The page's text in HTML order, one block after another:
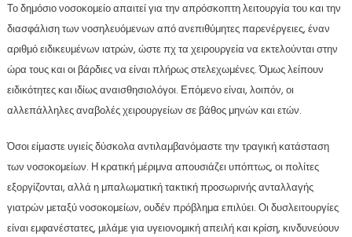
Το δημόσιο νοσοκομείο απαιτεί για την απρόσκοπτη λειτουργία του και την
διασφάλιση των νοσηλευόμενων από ανεπιθύμητες παρενέργειες, έναν
αριθμό ειδικευμένων ιατρών, ώστε πχ τα χειρουργεία να εκτελούνται στην
ώρα τους και οι βάρδιες να είναι πλήρως στελεχωμένες. Όμως λείπουν
ειδικότητες και ιδίως αναισθησιολόγοι. Επόμενο είναι, λοιπόν, οι
αλλεπάλληλες αναβολές χειρουργείων σε βάθος μηνών και ετών.
Όσοι είμαστε υγιείς δύσκολα αντιλαμβανόμαστε την τραγική κατάσταση
των νοσοκομείων. Η κρατική μέριμνα απουσιάζει υπόπτως, οι πολίτες
εξοργίζονται, αλλά η μπαλωματική τακτική προσωρινής ανταλλαγής
γιατρών μεταξύ νοσοκομείων, ουδέν πρόβλημα επιλύει. Οι δυσλειτουργίες
είναι εμφανέστατες, μιλάμε για υγειονομική απειλή και κρίση, κινδυνεύουν